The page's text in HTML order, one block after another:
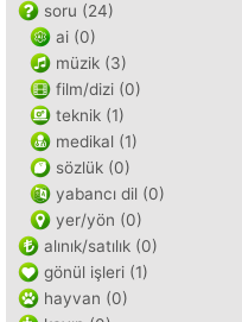
soru (24)
ai (0)
müzik (3)
film/dizi (0)
teknik (1)
medikal (1)
sözlük (0)
yabancı dil (0)
yer/yön (0)
alınık/satılık (0)
gönül işleri (1)
hayvan (0)